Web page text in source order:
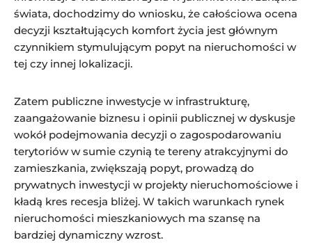
świata, dochodzimy do wniosku, że całościowa ocena
decyzji kształtujących komfort życia jest głównym
czynnikiem stymulującym popyt na nieruchomości w
tej czy innej lokalizacji.
Zatem publiczne inwestycje w infrastrukturę,
zaangażowanie biznesu i opinii publicznej w dyskusje
wokół podejmowania decyzji o zagospodarowaniu
terytoriów w sumie czynią te tereny atrakcyjnymi do
zamieszkania, zwiększają popyt, prowadzą do
prywatnych inwestycji w projekty nieruchomościowe i
kładą kres recesja bliżej. W takich warunkach rynek
nieruchomości mieszkaniowych ma szansę na
bardziej dynamiczny wzrost.